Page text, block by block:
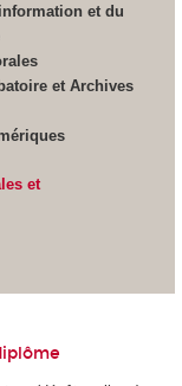
et du
et Archives
et